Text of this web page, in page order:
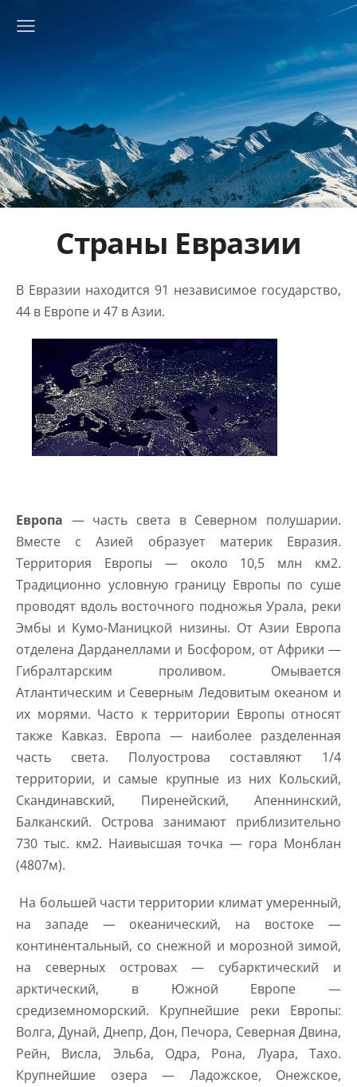
Страны Евразии
В Евразии находится 91 независимое государство,
44 в Европе и 47 в Азии.
Европа — часть света в Северном полушарии.
Вместе с Азией образует материк Евразия.
Территория Европы — около 10,5 млн км2.
Традиционно условную границу Европы по суше
проводят вдоль восточного подножья Урала, реки
Эмбы и Кумо-Маницкой низины. От Азии Европа
отделена Дарданеллами и Босфором, от Африки —
Гибралтарским проливом. Омывается
Атлантическим и Северным Ледовитым океаном и
их морями. Часто к территории Европы относят
также Кавказ. Европа — наиболее разделенная
часть света. Полуострова составляют 1/4
территории, и самые крупные из них Кольский,
Скандинавский, Пиренейский, Апеннинский,
Балканский. Острова занимают приблизительно
730 тыс. км2. Наивысшая точка — гора Монблан
(4807м).
На большей части территории климат умеренный,
на западе — океанический, на востоке —
континентальный, со снежной и морозной зимой,
на северных островах — субарктический и
арктический, в Южной Европе —
средиземноморский. Крупнейшие реки Европы:
Волга, Дунай, Днепр, Дон, Печора, Северная Двина,
Рейн, Висла, Эльба, Одра, Рона, Луара, Тахо.
Крупнейшие озера — Ладожское, Онежское,